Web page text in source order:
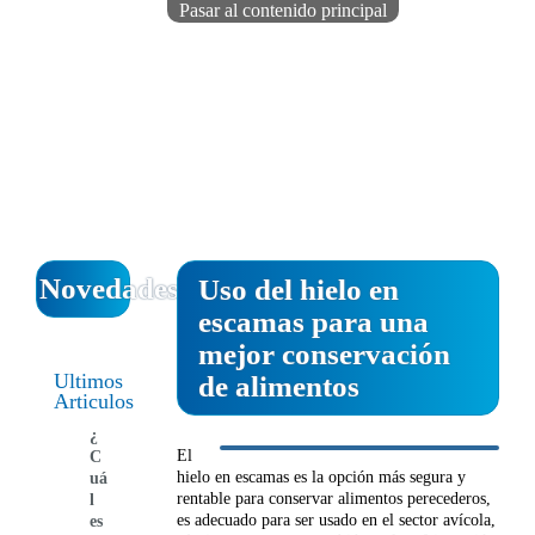
Pasar al contenido principal
Buscar
Novedades
Ultimos
Articulos
¿
C
uá
l
es
Uso del hielo en
escamas para una
mejor conservación
de alimentos
El
hielo en escamas es la opción más segura y
rentable para conservar alimentos perecederos,
es adecuado para ser usado en el sector avícola,